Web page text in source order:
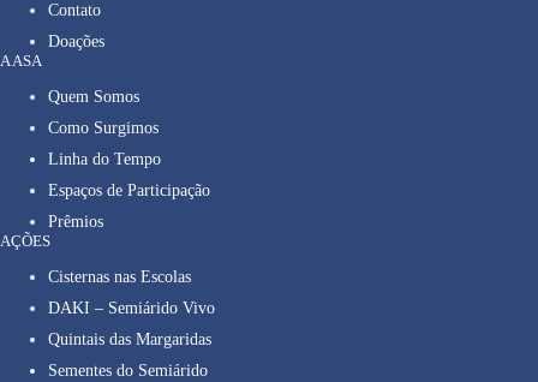
Contato
Doações
A ASA
Quem Somos
Como Surgimos
Linha do Tempo
Espaços de Participação
Prêmios
AÇÕES
Cisternas nas Escolas
DAKI – Semiárido Vivo
Quintais das Margaridas
Sementes do Semiárido